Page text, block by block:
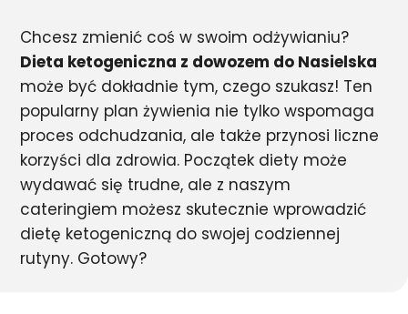
Chcesz zmienić coś w swoim odżywianiu?
Dieta ketogeniczna z dowozem do Nasielska
może być dokładnie tym, czego szukasz! Ten
popularny plan żywienia nie tylko wspomaga
proces odchudzania, ale także przynosi liczne
korzyści dla zdrowia. Początek diety może
wydawać się trudne, ale z naszym
cateringiem możesz skutecznie wprowadzić
dietę ketogeniczną do swojej codziennej
rutyny. Gotowy?